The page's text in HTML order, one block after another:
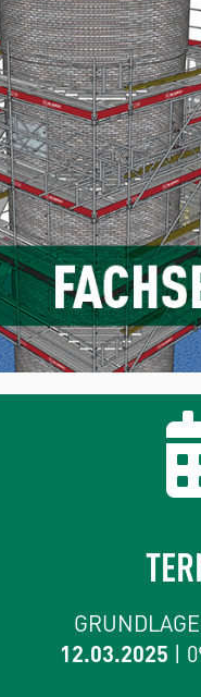
12.03.2025 |